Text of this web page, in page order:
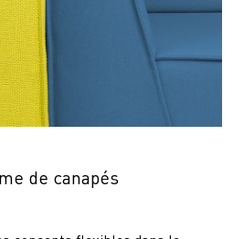
de canapés